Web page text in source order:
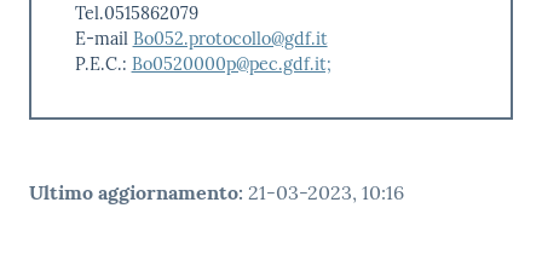
Tel.0515862079
E-mail Bo052.protocollo@gdf.it
P.E.C.: Bo0520000p@pec.gdf.it;
Ultimo aggiornamento: 21-03-2023, 10:16